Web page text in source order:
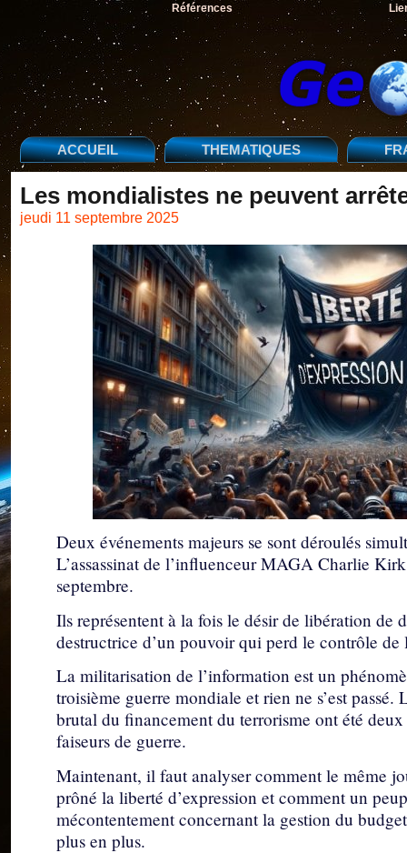
Références
ACCUEIL THEMATIQUES
Les mondialistes ne peuvent
jeudi 11 septembre 2025
Deux événements majeurs se sont déroulés
L’assassinat de l’influenceur MAGA Charlie
septembre.
Ils représentent à la fois le désir de libération
destructrice d’un pouvoir qui perd le contrôle
La militarisation de l’information est un
troisième guerre mondiale et rien ne s’est
brutal du financement du terrorisme ont été
faiseurs de guerre.
Maintenant, il faut analyser comment le même
prôné la liberté d’expression et comment un
mécontentement concernant la gestion du
plus en plus.